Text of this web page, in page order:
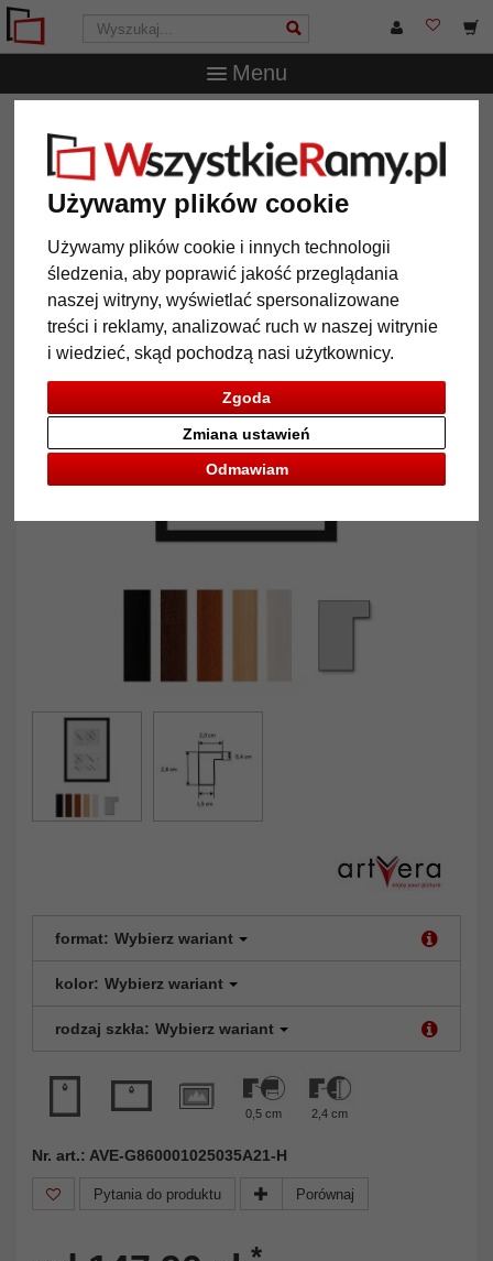
Używamy plików cookie
Używamy plików cookie i innych technologii
śledzenia, aby poprawić jakość przeglądania
naszej witryny, wyświetlać spersonalizowane
treści i reklamy, analizować ruch w naszej witrynie
i wiedzieć, skąd pochodzą nasi użytkownicy.
Zgoda
Odmawiam
Zmiana ustawień
Menu
na 2 zdjęcia Lund , 25x35 cm - 10x15 cm
Multiramka na 2 zdjęcia Lund ,
25x35 cm - 10x15 cm
Powrót
format: Wybierz wariant
kolor: Wybierz wariant
rodzaj szkła: Wybierz wariant
0,5 cm 2,4 cm
Nr. art.: AVE-G860001025035A21-H
Pytania do produktu Porównaj